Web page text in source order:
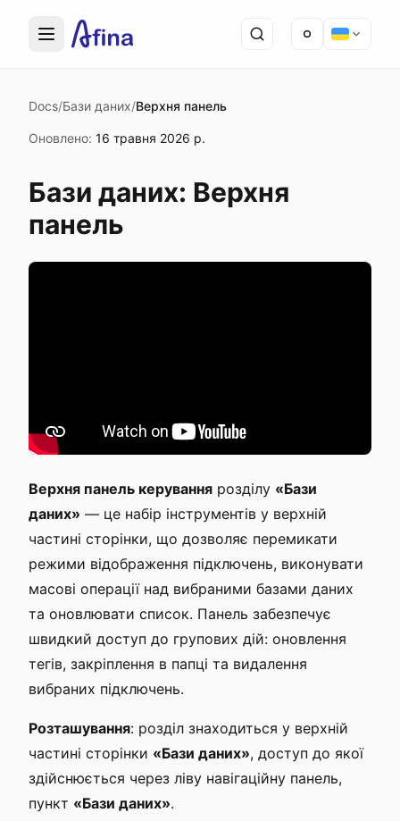
Docs/Бази даних/Верхня панель
Оновлено: 16 травня 2026 р.
Бази даних: Верхня
панель
Верхня панель керування розділу «Бази
даних» — це набір інструментів у верхній
частині сторінки, що дозволяє перемикати
режими відображення підключень, виконувати
масові операції над вибраними базами даних
та оновлювати список. Панель забезпечує
швидкий доступ до групових дій: оновлення
тегів, закріплення в папці та видалення
вибраних підключень.
Розташування: розділ знаходиться у верхній
частині сторінки «Бази даних», доступ до якої
здійснюється через ліву навігаційну панель,
пункт «Бази даних».